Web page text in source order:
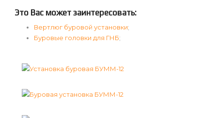
Это Вас может заинтересовать:
Вертлюг буровой установки;
Буровые головки для ГНБ;